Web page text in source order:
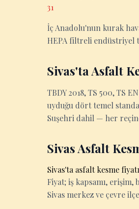
31
İç Anadolu'nun kurak
HEPA filtreli endüstriyel
Sivas'ta Asfalt
TBDY 2018, TS 500, TS
uyduğu dört temel
Suşehri dahil — her
Sivas Asfalt
Sivas'ta asfalt kesme
Fiyat; iş kapsamı, erişim,
Sivas merkez ve çevre